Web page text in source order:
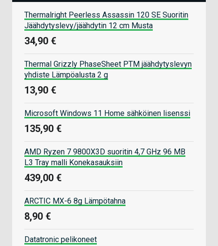
Thermalright Peerless Assassin 120 SE Suoritin
Jäähdytyslevy/jäähdytin 12 cm Musta
34,90 €
Thermal Grizzly PhaseSheet PTM jäähdytyslevyn
yhdiste Lämpöalusta 2 g
13,90 €
Microsoft Windows 11 Home sähköinen lisenssi
135,90 €
AMD Ryzen 7 9800X3D suoritin 4,7 GHz 96 MB
L3 Tray malli Konekasauksiin
439,00 €
ARCTIC MX-6 8g Lämpötahna
8,90 €
Datatronic pelikoneet